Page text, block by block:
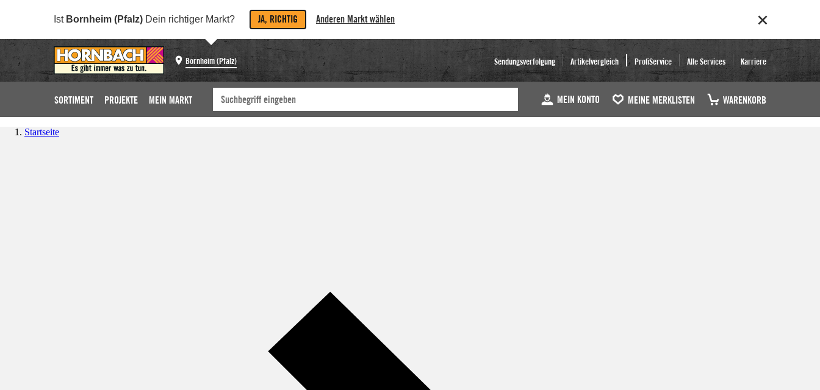
Ist Bornheim (Pfalz) Dein richtiger Markt? JA, RICHTIG Anderen Markt wählen
Bornheim (Pfalz) Sendungsverfolgung Artikelvergleich ProfiService Alle Services Karriere
SORTIMENT PROJEKTE MEIN MARKT MEIN KONTO MEINE MERKLISTEN WARENKORB
Startseite